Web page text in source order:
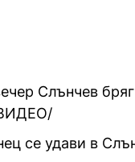
Слънчев
се удави в